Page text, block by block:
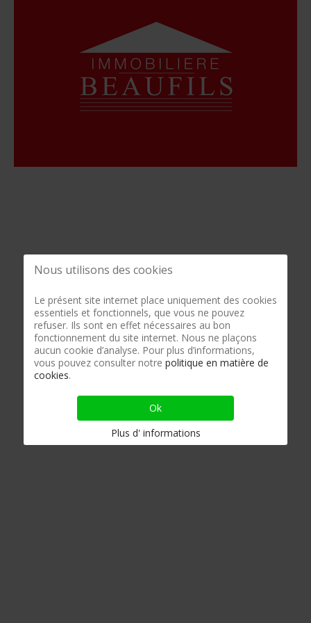
Nous utilisons des cookies
Le présent site internet place uniquement des cookies
essentiels et fonctionnels, que vous ne pouvez
refuser. Ils sont en effet nécessaires au bon
fonctionnement du site internet. Nous ne plaçons
aucun cookie d’analyse. Pour plus d’informations,
vous pouvez consulter notre politique en matière de
cookies.
Ok
Plus d' informations